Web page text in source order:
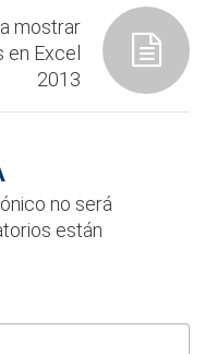
mostrar
en Excel
2013
no será
están